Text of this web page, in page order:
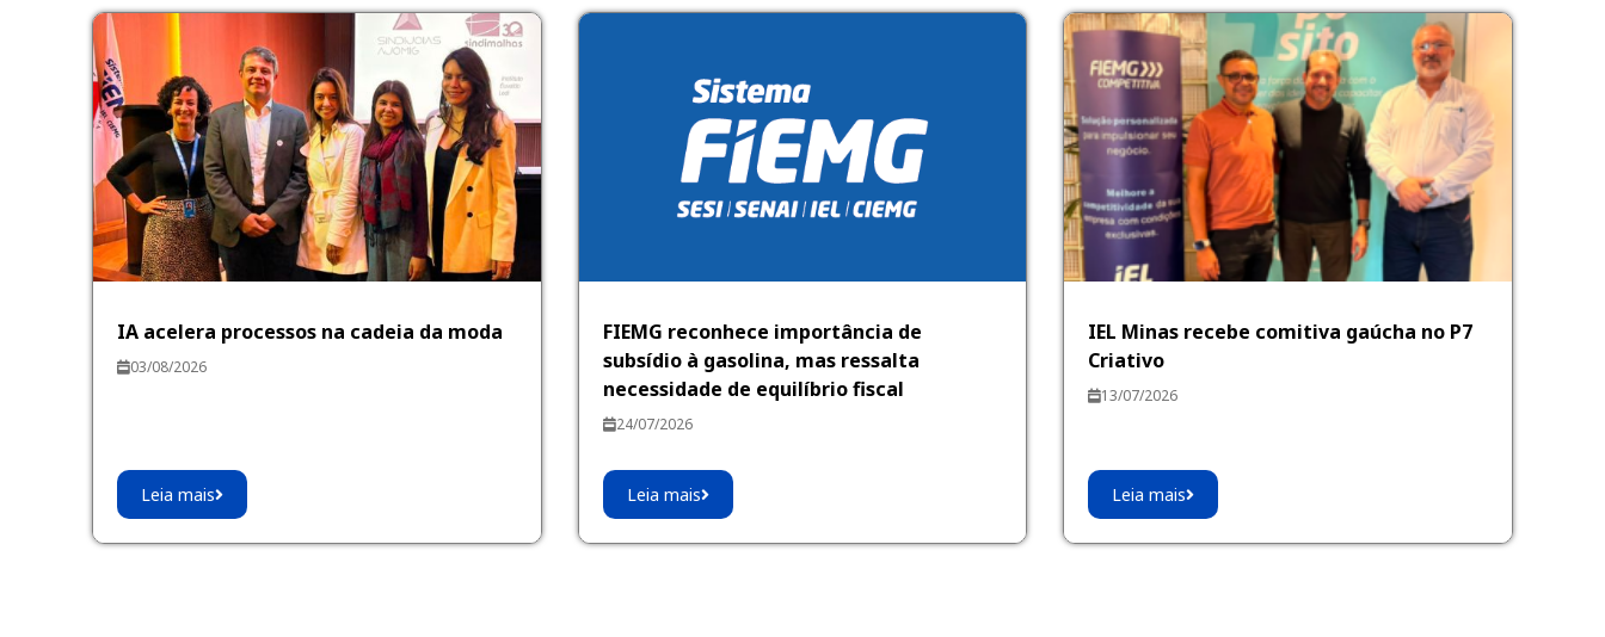
IA acelera processos na cadeia da moda
03/08/2026
Leia mais
FIEMG reconhece importância de
subsídio à gasolina, mas ressalta
necessidade de equilíbrio fiscal
24/07/2026
Leia mais
IEL Minas recebe comitiva gaúcha no P7
Criativo
13/07/2026
Leia mais